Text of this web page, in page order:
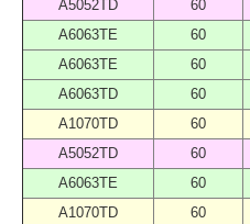
A5052TD
60
A6063TE
60
A6063TE
60
A6063TD
60
A1070TD
60
A5052TD
60
A6063TE
60
A1070TD
60